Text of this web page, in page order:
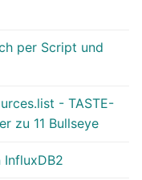
per Script und
- TASTE-
zu 11 Bullseye